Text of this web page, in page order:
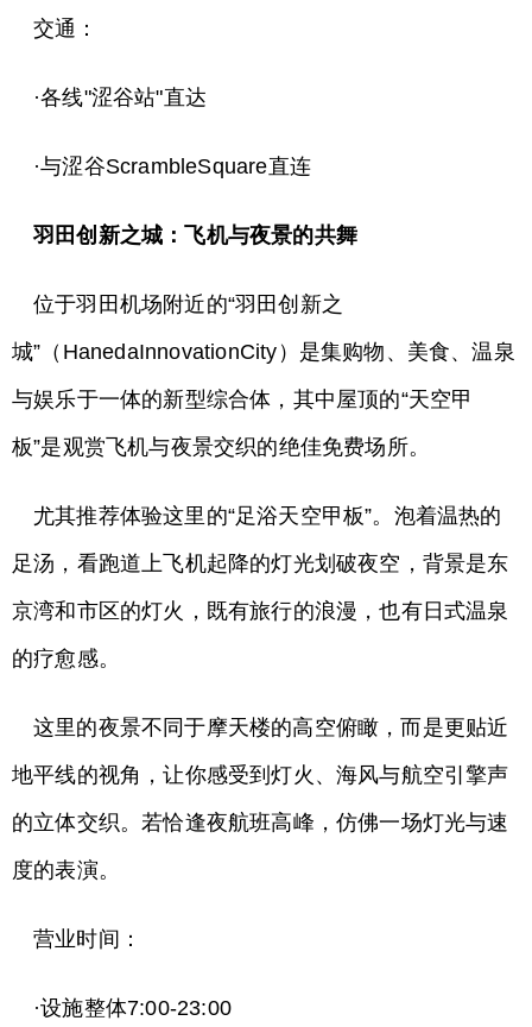
交通：
·各线"涩谷站"直达
·与涩谷ScrambleSquare直连
羽田创新之城：飞机与夜景的共舞
位于羽田机场附近的“羽田创新之
城”（HanedaInnovationCity）是集购物、美食、温泉
与娱乐于一体的新型综合体，其中屋顶的“天空甲
板”是观赏飞机与夜景交织的绝佳免费场所。
尤其推荐体验这里的“足浴天空甲板”。泡着温热的
足汤，看跑道上飞机起降的灯光划破夜空，背景是东
京湾和市区的灯火，既有旅行的浪漫，也有日式温泉
的疗愈感。
这里的夜景不同于摩天楼的高空俯瞰，而是更贴近
地平线的视角，让你感受到灯火、海风与航空引擎声
的立体交织。若恰逢夜航班高峰，仿佛一场灯光与速
度的表演。
营业时间：
·设施整体7:00-23:00